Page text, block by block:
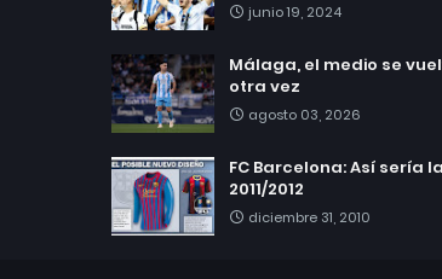
junio 19, 2024
Málaga, el medio se
otra vez
agosto 03, 2026
FC Barcelona: Así sería
2011/2012
diciembre 31, 2010